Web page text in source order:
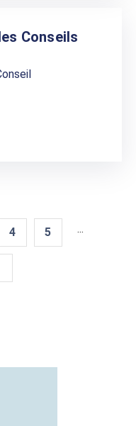
Conseils
4 5 ...